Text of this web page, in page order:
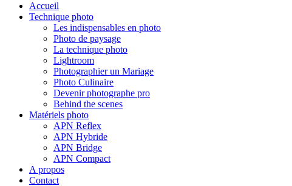
Accueil
Technique photo
Les indispensables en photo
Photo de paysage
La technique photo
Lightroom
Photographier un Mariage
Photo Culinaire
Devenir photographe pro
Behind the scenes
Matériels photo
APN Reflex
APN Hybride
APN Bridge
APN Compact
A propos
Contact